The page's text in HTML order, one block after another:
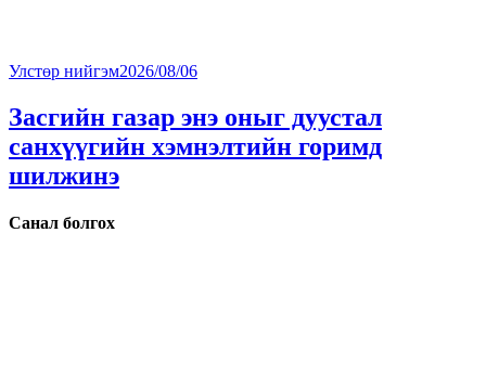
Улстөр нийгэм2026/08/06
Засгийн газар энэ оныг дуустал
санхүүгийн хэмнэлтийн горимд
шилжинэ
Санал болгох